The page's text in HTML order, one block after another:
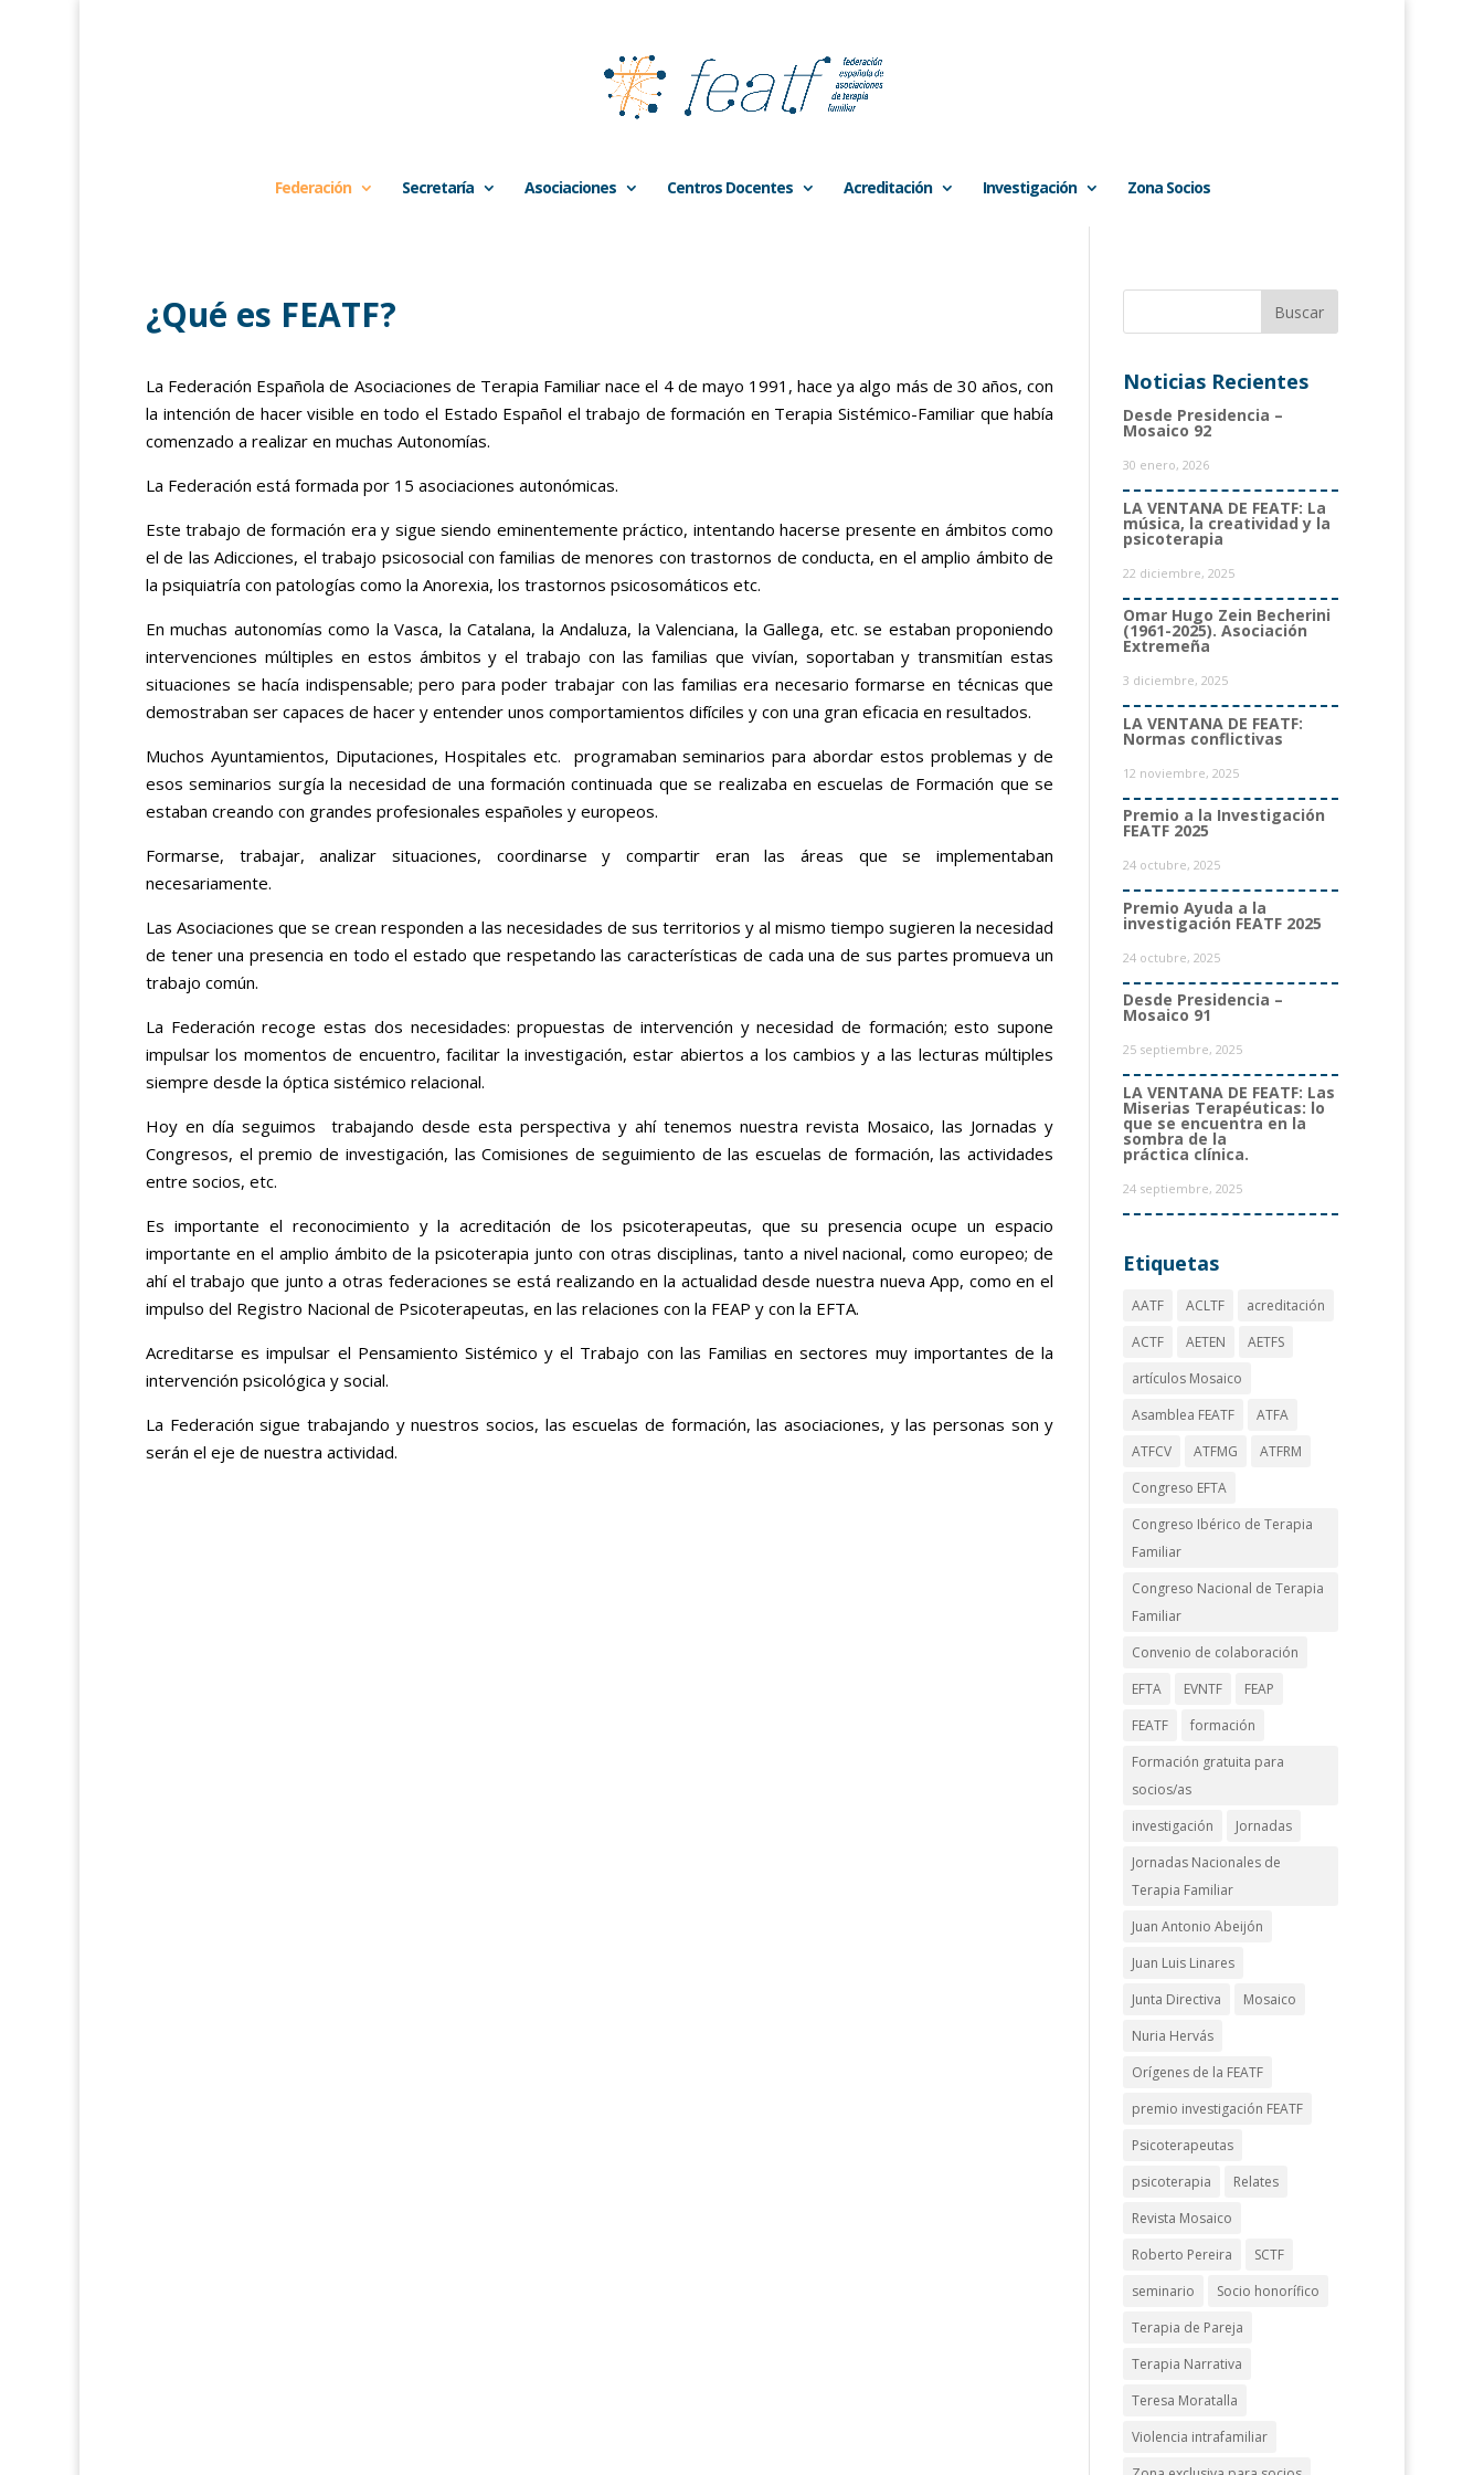
Federación Secretaría Asociaciones Centros Docentes Acreditación Investigación Zona Socios
¿Qué es FEATF?
La Federación Española de Asociaciones de Terapia Familiar nace el 4 de mayo 1991, hace ya algo más de 30 años, con
la intención de hacer visible en todo el Estado Español el trabajo de formación en Terapia Sistémico-Familiar que había
comenzado a realizar en muchas Autonomías.
La Federación está formada por 15 asociaciones autonómicas.
Este trabajo de formación era y sigue siendo eminentemente práctico, intentando hacerse presente en ámbitos como
el de las Adicciones, el trabajo psicosocial con familias de menores con trastornos de conducta, en el amplio ámbito de
la psiquiatría con patologías como la Anorexia, los trastornos psicosomáticos etc.
En muchas autonomías como la Vasca, la Catalana, la Andaluza, la Valenciana, la Gallega, etc. se estaban proponiendo
intervenciones múltiples en estos ámbitos y el trabajo con las familias que vivían, soportaban y transmitían estas
situaciones se hacía indispensable; pero para poder trabajar con las familias era necesario formarse en técnicas que
demostraban ser capaces de hacer y entender unos comportamientos difíciles y con una gran eficacia en resultados.
Muchos Ayuntamientos, Diputaciones, Hospitales etc. programaban seminarios para abordar estos problemas y de
esos seminarios surgía la necesidad de una formación continuada que se realizaba en escuelas de Formación que se
estaban creando con grandes profesionales españoles y europeos.
Formarse, trabajar, analizar situaciones, coordinarse y compartir eran las áreas que se implementaban
necesariamente.
Las Asociaciones que se crean responden a las necesidades de sus territorios y al mismo tiempo sugieren la necesidad
de tener una presencia en todo el estado que respetando las características de cada una de sus partes promueva un
trabajo común.
La Federación recoge estas dos necesidades: propuestas de intervención y necesidad de formación; esto supone
impulsar los momentos de encuentro, facilitar la investigación, estar abiertos a los cambios y a las lecturas múltiples
siempre desde la óptica sistémico relacional.
Hoy en día seguimos trabajando desde esta perspectiva y ahí tenemos nuestra revista Mosaico, las Jornadas y
Congresos, el premio de investigación, las Comisiones de seguimiento de las escuelas de formación, las actividades
entre socios, etc.
Es importante el reconocimiento y la acreditación de los psicoterapeutas, que su presencia ocupe un espacio
importante en el amplio ámbito de la psicoterapia junto con otras disciplinas, tanto a nivel nacional, como europeo; de
ahí el trabajo que junto a otras federaciones se está realizando en la actualidad desde nuestra nueva App, como en el
impulso del Registro Nacional de Psicoterapeutas, en las relaciones con la FEAP y con la EFTA.
Acreditarse es impulsar el Pensamiento Sistémico y el Trabajo con las Familias en sectores muy importantes de la
intervención psicológica y social.
La Federación sigue trabajando y nuestros socios, las escuelas de formación, las asociaciones, y las personas son y
serán el eje de nuestra actividad.
Noticias Recientes
Desde Presidencia –
Mosaico 92
30 enero, 2026
LA VENTANA DE FEATF: La
música, la creatividad y la
psicoterapia
22 diciembre, 2025
Omar Hugo Zein Becherini
(1961-2025). Asociación
Extremeña
3 diciembre, 2025
LA VENTANA DE FEATF:
Normas conflictivas
12 noviembre, 2025
Premio a la Investigación
FEATF 2025
24 octubre, 2025
Premio Ayuda a la
investigación FEATF 2025
24 octubre, 2025
Desde Presidencia –
Mosaico 91
25 septiembre, 2025
LA VENTANA DE FEATF: Las
Miserias Terapéuticas: lo
que se encuentra en la
sombra de la
práctica clínica.
24 septiembre, 2025
Etiquetas
AATF ACLTF
acreditación
ACTF
AETEN
AETFS
artículos Mosaico
Asamblea FEATF
ATFA
ATFCV
ATFMG
ATFRM
Congreso EFTA
Congreso Ibérico de Terapia
Familiar
Congreso Nacional de Terapia
Familiar
Convenio de colaboración
EFTA
EVNTF
FEAP
FEATF
formación
Formación gratuita para
socios/as
investigación
Jornadas
Jornadas Nacionales de
Terapia Familiar
Juan Antonio Abeijón
Juan Luis Linares
Junta Directiva
Mosaico
Nuria Hervás
Orígenes de la FEATF
premio investigación FEATF
Psicoterapeutas
psicoterapia
Relates
Revista Mosaico
Roberto Pereira
SCTF
seminario
Socio honorífico
Terapia de Pareja
Terapia Narrativa
Teresa Moratalla
Violencia intrafamiliar